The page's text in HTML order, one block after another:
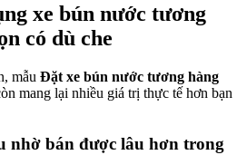
xe bún nước tương
có dù che
mẫu Đặt xe bún nước tương hàng
mang lại nhiều giá trị thực tế hơn bạn
nhờ bán được lâu hơn trong